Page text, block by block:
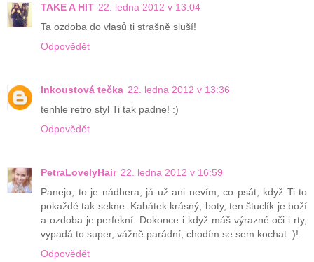
TAKE A HIT 22. ledna 2012 v 13:04
Ta ozdoba do vlasů ti strašně sluší!
Odpovědět
Inkoustová tečka 22. ledna 2012 v 13:36
tenhle retro styl Ti tak padne! :)
Odpovědět
PetraLovelyHair 22. ledna 2012 v 16:59
Panejo, to je nádhera, já už ani nevím, co psát, když Ti to
pokaždé tak sekne. Kabátek krásný, boty, ten štuclík je boží
a ozdoba je perfekní. Dokonce i když máš výrazné oči i rty,
vypadá to super, vážně parádní, chodím se sem kochat :)!
Odpovědět